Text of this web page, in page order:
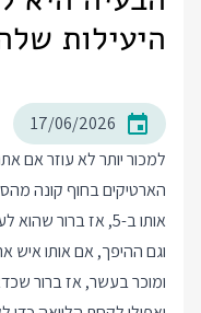
היעילות
17/06/2026
למכור יותר לא עוזר אם
הארטיקים בחוף קונה
אותו ב-5, אז ברור שהוא לעולם לא יתחיל להיות רווחי.
ומוכר בעשר, אז ברור